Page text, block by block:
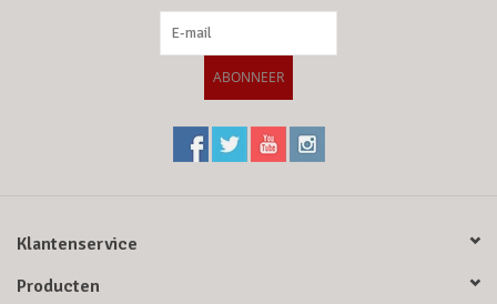
ABONNEER
Klantenservice
Producten